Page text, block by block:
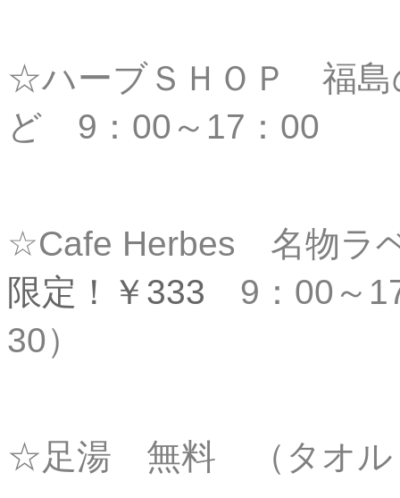
☆ハーブＳＨＯＰ 福島
ど 9：00～17：00
☆Cafe Herbes 名物ラ
限定！￥333 9：00～
30）
☆足湯 無料 （タオ